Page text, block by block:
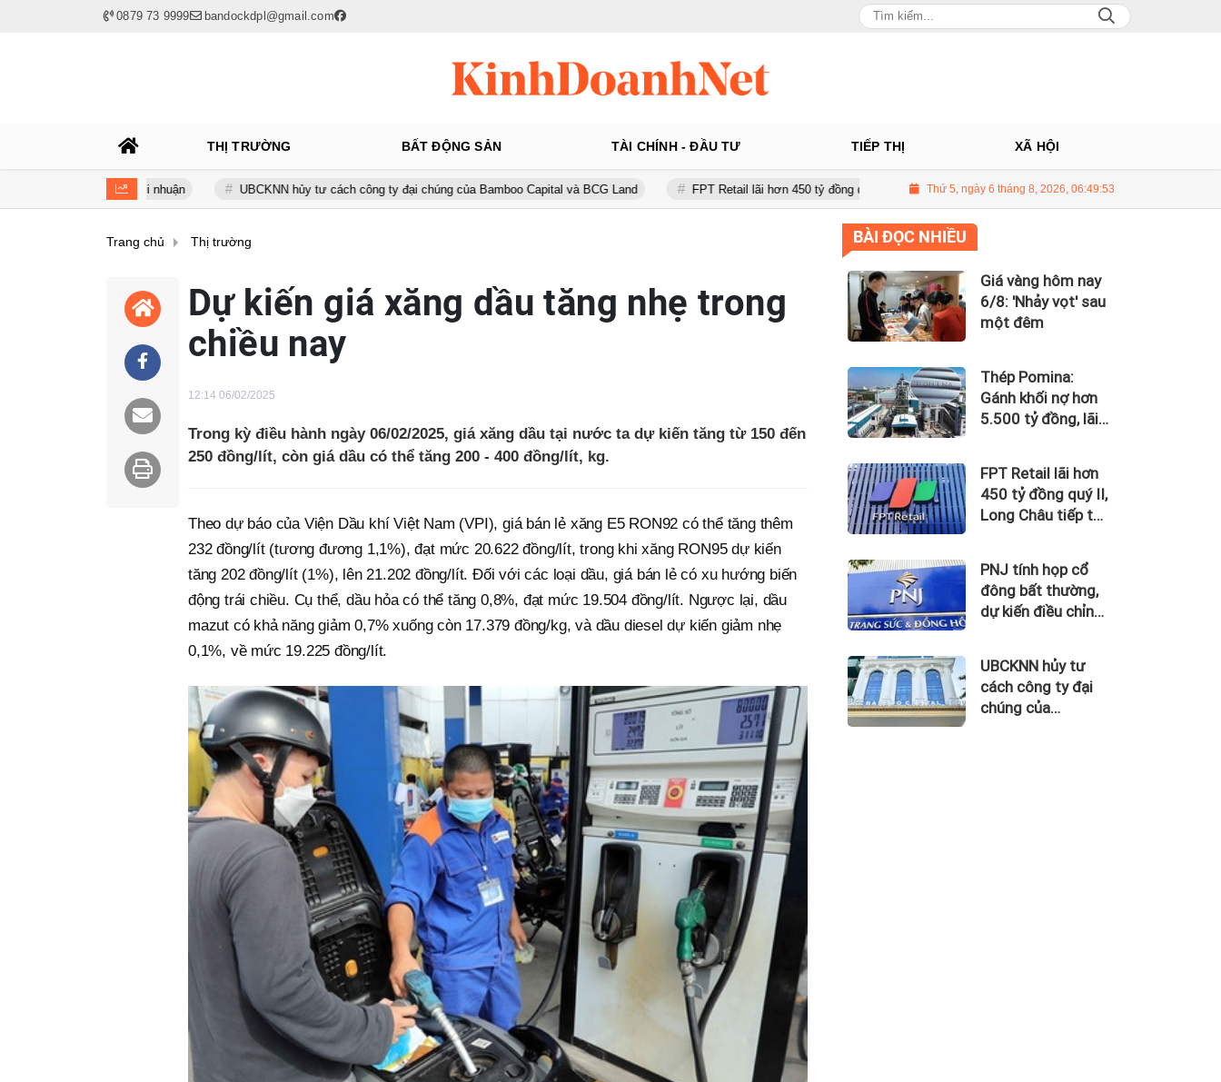
0879 73 9999 bandockdpl@gmail.com
THỊ TRƯỜNG BẤT ĐỘNG SẢN TÀI CHÍNH - ĐẦU TƯ TIẾP THỊ XÃ HỘI
UBCKNN hủy tư cách công ty đại chúng của Bamboo Capital và BCG Land FPT Retail lãi hơn 450 tỷ đồng quý II, Long Châu tiếp tục là động lực chính PNJ tính họp cổ đông bất
Thứ 5, ngày 6 tháng 8, 2026, 06:49:54
Trang chủ Thị trường
Dự kiến giá xăng dầu tăng nhẹ trong
chiều nay
12:14 06/02/2025
Trong kỳ điều hành ngày 06/02/2025, giá xăng dầu tại nước ta dự kiến tăng từ 150 đến
250 đồng/lít, còn giá dầu có thể tăng 200 - 400 đồng/lít, kg.
Theo dự báo của Viện Dầu khí Việt Nam (VPI), giá bán lẻ xăng E5 RON92 có thể tăng thêm
232 đồng/lít (tương đương 1,1%), đạt mức 20.622 đồng/lít, trong khi xăng RON95 dự kiến
tăng 202 đồng/lít (1%), lên 21.202 đồng/lít. Đối với các loại dầu, giá bán lẻ có xu hướng biến
động trái chiều. Cụ thể, dầu hỏa có thể tăng 0,8%, đạt mức 19.504 đồng/lít. Ngược lại, dầu
mazut có khả năng giảm 0,7% xuống còn 17.379 đồng/kg, và dầu diesel dự kiến giảm nhẹ
0,1%, về mức 19.225 đồng/lít.
BÀI ĐỌC NHIỀU
Giá vàng hôm nay
6/8: 'Nhảy vọt' sau
một đêm
Thép Pomina:
Gánh khối nợ hơn
5.500 tỷ đồng, lãi
FPT Retail lãi hơn
450 tỷ đồng quý II,
Long Châu tiếp tục
PNJ tính họp cổ
đông bất thường,
dự kiến điều chỉnh
doanh 2026
UBCKNN hủy tư
cách công ty đại
chúng của